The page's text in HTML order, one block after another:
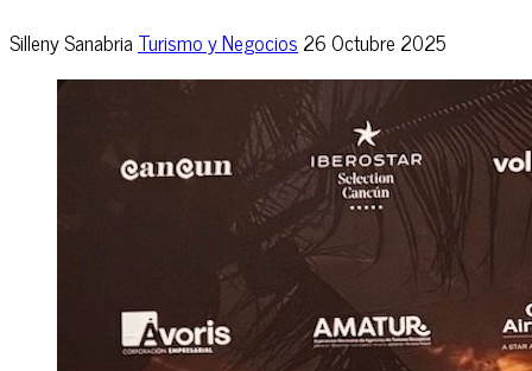
Silleny SanabriaTurismo y Negocios 26 Octubre 2025